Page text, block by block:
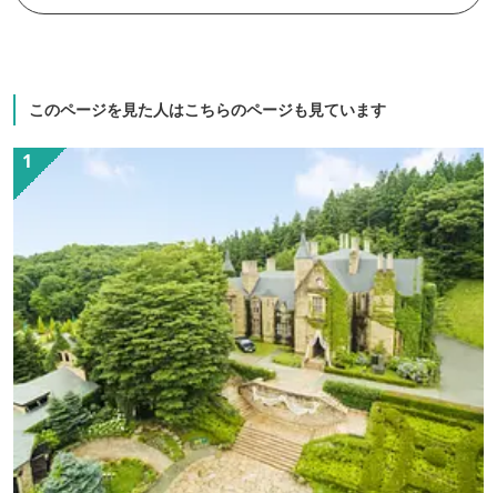
このページを見た人はこちらのページも見ています